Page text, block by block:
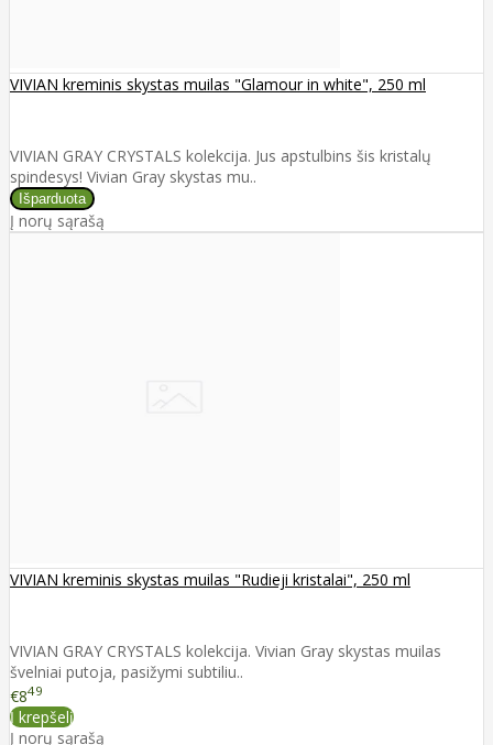
VIVIAN kreminis skystas muilas "Glamour in white", 250 ml
VIVIAN GRAY CRYSTALS kolekcija. Jus apstulbins šis kristalų
spindesys! Vivian Gray skystas mu..
Į norų sąrašą
VIVIAN kreminis skystas muilas "Rudieji kristalai", 250 ml
VIVIAN GRAY CRYSTALS kolekcija. Vivian Gray skystas muilas
švelniai putoja, pasižymi subtiliu..
€849
Į krepšelį
Į norų sąrašą